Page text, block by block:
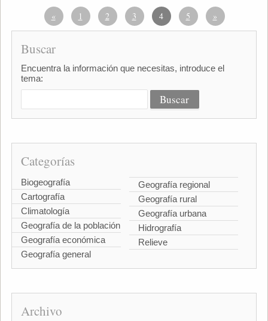
« 1 2 3 4 5 »
Buscar
Encuentra la información que necesitas, introduce el
tema:
Categorías
Biogeografía
Cartografía
Climatología
Geografía de la población
Geografía económica
Geografía general
Geografía regional
Geografía rural
Geografía urbana
Hidrografía
Relieve
Archivo